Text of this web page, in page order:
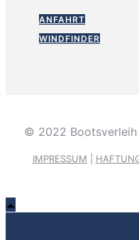
ANFAHRT
WINDFINDER
© 2022 Bootsverleih
IMPRESSUM